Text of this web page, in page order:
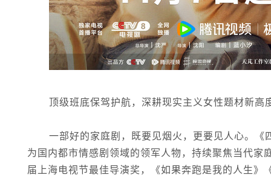
顶级班底保驾护航，深耕现实主义女性题材新高
一部好的家庭剧，既要见烟火，更要见人心。
为国内都市情感剧领域的领军人物，持续聚焦当代
届上海电视节最佳导演奖，《如果奔跑是我的人生